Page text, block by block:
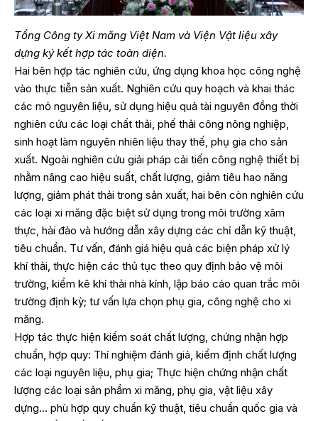
Tổng Công ty Xi măng Việt Nam và Viện Vật liệu xây
dựng ký kết hợp tác toàn diện.
Hai bên hợp tác nghiên cứu, ứng dụng khoa học công nghệ
vào thực tiễn sản xuất. Nghiên cứu quy hoạch và khai thác
các mỏ nguyên liệu, sử dụng hiệu quả tài nguyên đồng thời
nghiên cứu các loại chất thải, phế thải công nông nghiệp,
sinh hoạt làm nguyên nhiên liệu thay thế, phụ gia cho sản
xuất. Ngoài nghiên cứu giải pháp cải tiến công nghệ thiết bị
nhằm nâng cao hiệu suất, chất lượng, giảm tiêu hao năng
lượng, giảm phát thải trong sản xuất, hai bên còn nghiên cứu
các loại xi măng đặc biệt sử dụng trong môi trường xâm
thực, hải đảo và hướng dẫn xây dựng các chỉ dẫn kỹ thuật,
tiêu chuẩn. Tư vấn, đánh giá hiệu quả các biện pháp xử lý
khí thải, thực hiện các thủ tục theo quy định bảo vệ môi
trường, kiểm kê khí thải nhà kính, lập báo cáo quan trắc môi
trường định kỳ; tư vấn lựa chọn phụ gia, công nghệ cho xi
măng.
Hợp tác thực hiện kiểm soát chất lượng, chứng nhận hợp
chuẩn, hợp quy: Thí nghiệm đánh giá, kiểm định chất lượng
các loại nguyên liệu, phụ gia; Thực hiện chứng nhận chất
lượng các loại sản phẩm xi măng, phụ gia, vật liệu xây
dựng… phù hợp quy chuẩn kỹ thuật, tiêu chuẩn quốc gia và